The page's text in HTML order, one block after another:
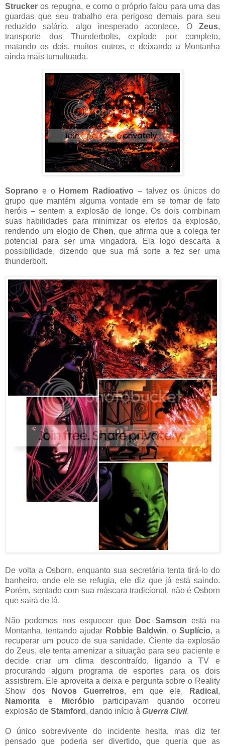
Strucker os repugna, e como o próprio falou para uma das
guardas que seu trabalho era perigoso demais para seu
reduzido salário, algo inesperado acontece. O Zeus,
transporte dos Thunderbolts, explode por completo,
matando os dois, muitos outros, e deixando a Montanha
ainda mais tumultuada.
Soprano e o Homem Radioativo – talvez os únicos do
grupo que mantém alguma vontade em se tornar de fato
heróis – sentem a explosão de longe. Os dois combinam
suas habilidades para minimizar os efeitos da explosão,
rendendo um elogio deChen, que afirma que a colega ter
potencial para ser uma vingadora. Ela logo descarta a
possibilidade, dizendo que sua má sorte a fez ser uma
thunderbolt.
De volta a Osborn, enquanto sua secretária tenta tirá-lo do
banheiro, onde ele se refugia, ele diz que já está saindo.
Porém, sentado com sua máscara tradicional, não é Osborn
que sairá de lá.
Não podemos nos esquecer que Doc Samson está na
Montanha, tentando ajudar Robbie Baldwin, o Suplício, a
recuperar um pouco de sua sanidade. Ciente da explosão
do Zeus, ele tenta amenizar a situação para seu paciente e
decide criar um clima descontraído, ligando a TV e
procurando algum programa de esportes para os dois
assistirem. Ele aproveita a deixa e pergunta sobre o Reality
Show dos
Novos Guerreiros, em que ele, Radical ,
Namorita e Micróbio participavam quando ocorreu
explosão de Stamford , dando início à Guerra Civil.
O único sobrevivente do incidente hesita, mas diz ter
pensado que poderia ser divertido, que queria que as